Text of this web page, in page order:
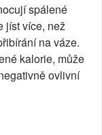
spálené
jíst více, než
na váze.
kalorie, může
ovlivní